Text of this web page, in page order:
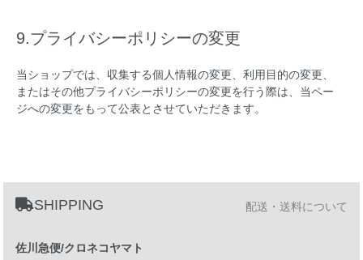
9.プライバシーポリシーの変更
当ショップでは、収集する個人情報の変更、利用目的の変更、
またはその他プライバシーポリシーの変更を行う際は、当ペー
ジへの変更をもって公表とさせていただきます。
SHIPPING 配送・送料について
佐川急便/クロネコヤマト